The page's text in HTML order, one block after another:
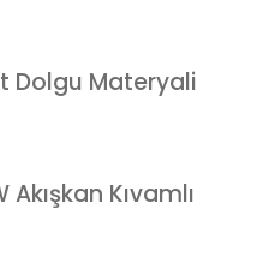
Dolgu Materyali
Akışkan Kıvamlı